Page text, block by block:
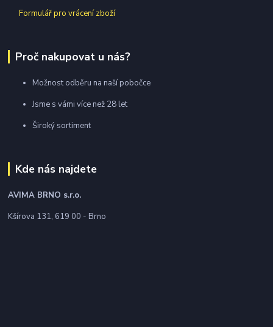
Formulář pro vrácení zboží
Proč nakupovat u nás?
Možnost odběru na naší pobočce
Jsme s vámi více než 28 let
Široký sortiment
Kde nás najdete
AVIMA BRNO s.r.o.
Kšírova 131, 619 00 - Brno